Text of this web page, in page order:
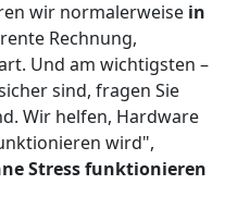
wir normalerweise in
Rechnung,
Und am wichtigsten –
sind, fragen Sie
Wir helfen, Hardware
wird",
Stress funktionieren